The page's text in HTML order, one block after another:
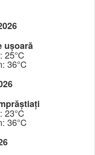
ușoară
25°C
36°C
23°C
36°C